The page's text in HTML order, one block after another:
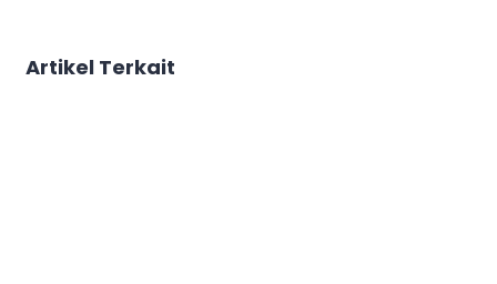
Artikel Terkait